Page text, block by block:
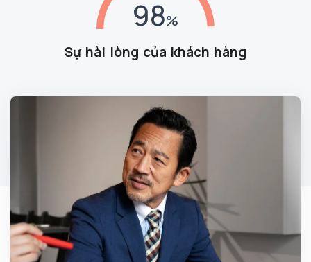
98
Sự hài lòng của khách hàng